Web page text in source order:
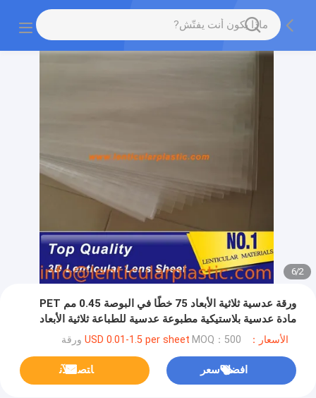
2
/
6
ورقة عدسية ثلاثية الأبعاد 75 خطًا في البوصة 0.45 مم PET
مادة عدسية بلاستيكية مطبوعة عدسية للطباعة ثلاثية الأبعاد
الأسعار：USD 0.01-1.5 per sheet MOQ：500 ورقة
افضل سعر ﺎﺘﺼﻟ ﺍﻶﻧ